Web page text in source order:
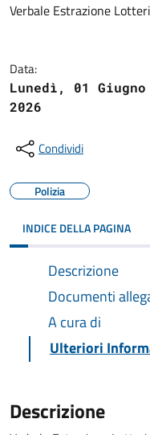
Verbale Estrazione
Data:
Lunedì, 01 Giugno
2026
Condividi
Polizia
INDICE DELLA PAGINA
Descrizione
Documenti
A cura di
Ulteriori
Descrizione